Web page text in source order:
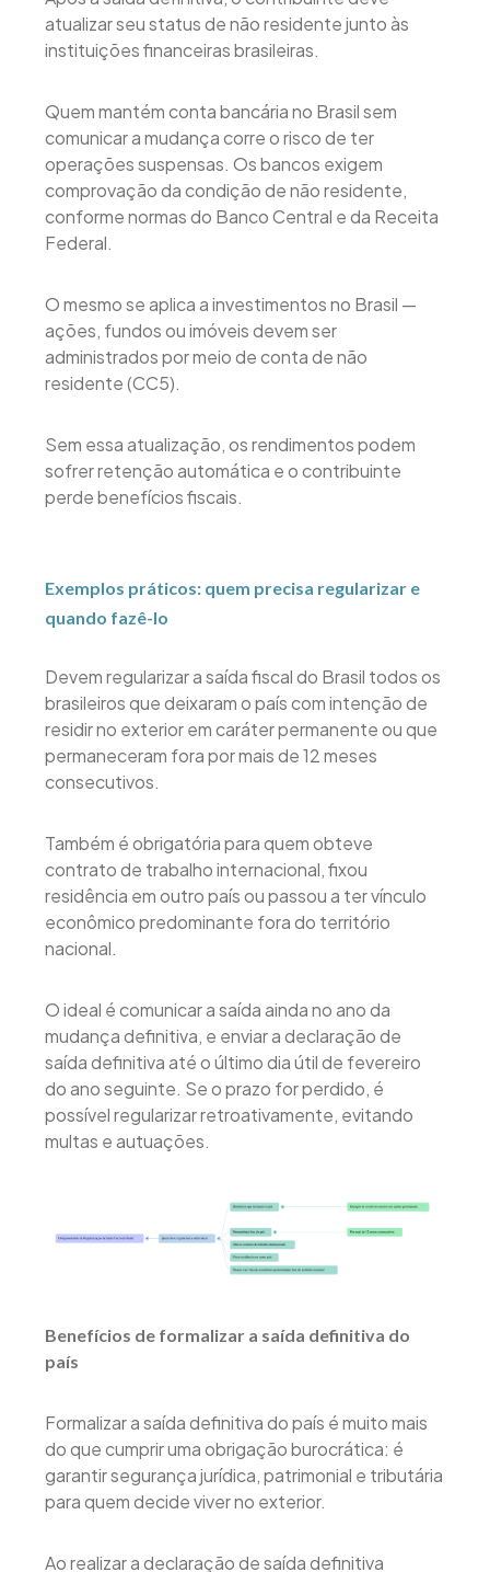
atualizar seu status de não residente junto às
instituições financeiras brasileiras.
Quem mantém conta bancária no Brasil sem
comunicar a mudança corre o risco de ter
operações suspensas. Os bancos exigem
comprovação da condição de não residente,
conforme normas do Banco Central e da Receita
Federal.
O mesmo se aplica a investimentos no Brasil —
ações, fundos ou imóveis devem ser
administrados por meio de conta de não
residente (CC5).
Sem essa atualização, os rendimentos podem
sofrer retenção automática e o contribuinte
perde benefícios fiscais.
Exemplos práticos: quem precisa regularizar e
quando fazê-lo
Devem regularizar a saída fiscal do Brasil todos os
brasileiros que deixaram o país com intenção de
residir no exterior em caráter permanente ou que
permaneceram fora por mais de 12 meses
consecutivos.
Também é obrigatória para quem obteve
contrato de trabalho internacional, fixou
residência em outro país ou passou a ter vínculo
econômico predominante fora do território
nacional.
O ideal é comunicar a saída ainda no ano da
mudança definitiva, e enviar a declaração de
saída definitiva até o último dia útil de fevereiro
do ano seguinte. Se o prazo for perdido, é
possível regularizar retroativamente, evitando
multas e autuações.
Benefícios de formalizar a saída definitiva do
país
Formalizar a saída definitiva do país é muito mais
do que cumprir uma obrigação burocrática: é
garantir segurança jurídica, patrimonial e tributária
para quem decide viver no exterior.
Ao realizar a declaração de saída definitiva